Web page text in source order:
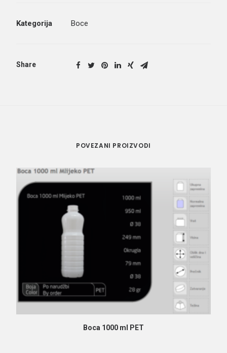
Kategorija Boce
Share
POVEZANI PROIZVODI
PROČITAJ VIŠE
Boca 1000 ml PET